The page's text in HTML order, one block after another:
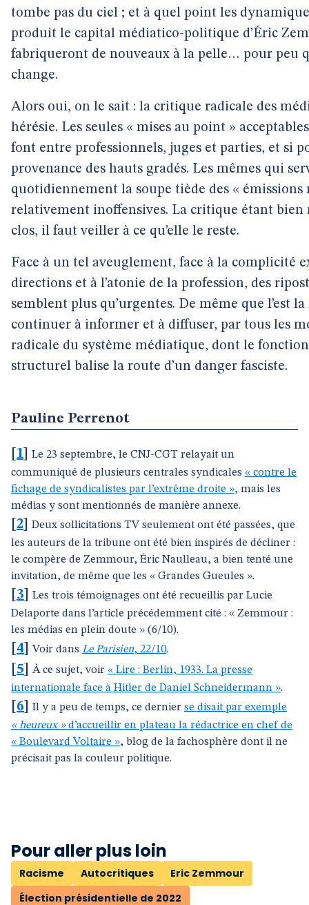
tombe pas du ciel ; et à quel point les
produit le capital médiatico-politique d’Éric
fabriqueront de nouveaux à la pelle… pour peu
change.
Alors oui, on le sait : la critique radicale des
hérésie. Les seules « mises au point »
font entre professionnels, juges et parties, et si
provenance des hauts gradés. Les mêmes qui
quotidiennement la soupe tiède des « émissions
relativement inoffensives. La critique étant
clos, il faut veiller à ce qu’elle le reste.
Face à un tel aveuglement, face à la complicité
directions et à l’atonie de la profession, des
semblent plus qu’urgentes. De même que l’est la
continuer à informer et à diffuser, par tous les
radicale du système médiatique, dont le
structurel balise la route d’un danger fasciste.
Pauline Perrenot
1
Le 23 septembre, le CNJ-CGT relayait un
communiqué de plusieurs centrales syndicales « contre le
fichage de syndicalistes par l’extrême droite », mais les
médias y sont mentionnés de manière annexe.
2
Deux sollicitations TV seulement ont été passées, que
les auteurs de la tribune ont été bien inspirés de décliner :
le compère de Zemmour, Éric Naulleau, a bien tenté une
invitation, de même que les « Grandes Gueules ».
3
Les trois témoignages ont été recueillis par Lucie
Delaporte dans l’article précédemment cité : « Zemmour :
les médias en plein doute » (6/10).
4 ]Voir dans Le Parisien, 22/10.
5 À ce sujet, voir « Lire : Berlin, 1933. La presse
internationale face à Hitler de Daniel Schneidermann ».
6 Il y a peu de temps, ce dernier se disait par exemple
« heureux »d’accueillir en plateau la rédactrice en chef de
« Boulevard Voltaire », blog de la fachosphère dont il ne
précisait pas la couleur politique.
Pour aller plus loin
Racisme Autocritiques
Eric Zemmour
Élection présidentielle de 2022